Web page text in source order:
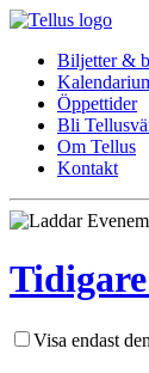
Biljetter &
Öppettider
Bli
Om Tellus
Kontakt
Visa endast